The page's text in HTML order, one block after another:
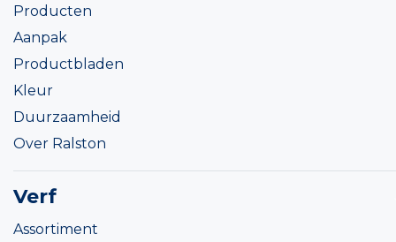
Producten
Aanpak
Productbladen
Kleur
Duurzaamheid
Over Ralston
Verf
Assortiment